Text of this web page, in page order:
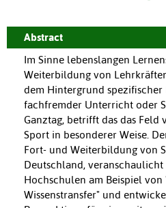
Abstract
Im Sinne lebenslangen
Weiterbildung von
dem Hintergrund
fachfremder Unterricht oder
Ganztag, betrifft das das Feld
Sport in besonderer Weise.
Fort- und Weiterbildung von
Deutschland,
Hochschulen am Beispiel
Wissenstransfer" und